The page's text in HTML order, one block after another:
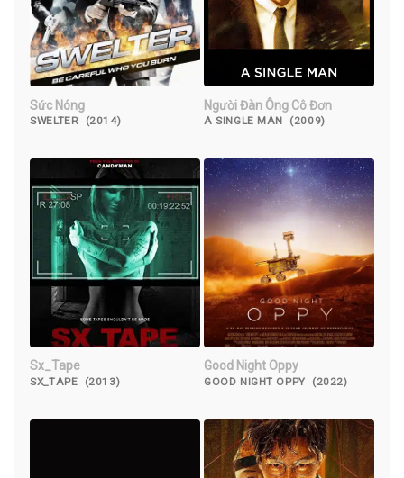
Sức Nóng
SWELTER (2014)
Người Đàn Ông Cô Đơn
A SINGLE MAN (2009)
Sx_Tape
SX_TAPE (2013)
Good Night Oppy
GOOD NIGHT OPPY (2022)